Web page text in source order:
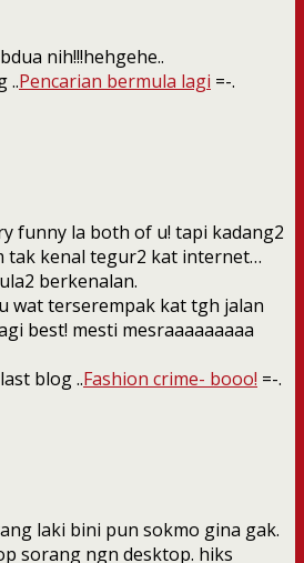
nih!!!hehgehe..
..Pencarian bermula lagi =-.
funny la both of u! tapi kadang2
tak kenal tegur2 kat internet…
berkenalan.
wat terserempak kat tgh jalan
best! mesti mesraaaaaaaaa
blog ..Fashion crime- booo! =-.
laki bini pun sokmo gina gak.
sorang ngn desktop. hiks